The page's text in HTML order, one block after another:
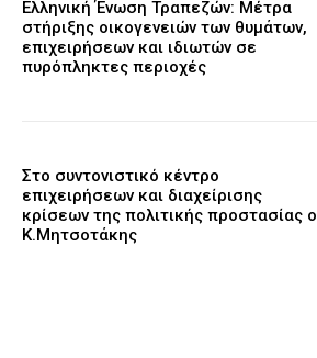
Ελληνική Ένωση Τραπεζών: Μέτρα
στήριξης οικογενειών των θυμάτων,
επιχειρήσεων και ιδιωτών σε
πυρόπληκτες περιοχές
Στο συντονιστικό κέντρο
επιχειρήσεων και διαχείρισης
κρίσεων της πολιτικής προστασίας ο
Κ.Μητσοτάκης